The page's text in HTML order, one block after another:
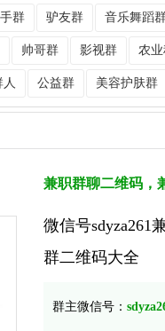
群 驴友群 音乐舞蹈
帅哥群 影视群 农
人 公益群 美容护肤群
兼职群聊二维码，
微信号sdyza261
群二维码大全
群主微信号：